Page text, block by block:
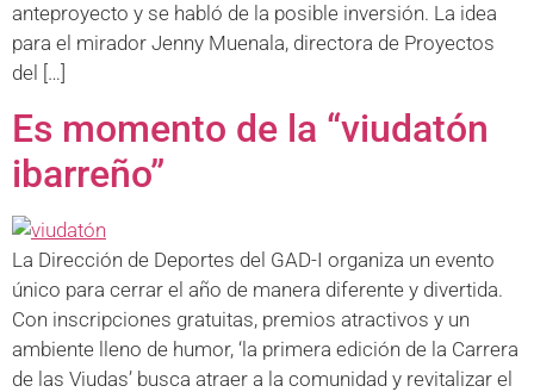
anteproyecto y se habló de la posible inversión. La idea
para el mirador Jenny Muenala, directora de Proyectos
del […]
Es momento de la “viudatón
ibarreño”
La Dirección de Deportes del GAD-I organiza un evento
único para cerrar el año de manera diferente y divertida.
Con inscripciones gratuitas, premios atractivos y un
ambiente lleno de humor, ‘la primera edición de la Carrera
de las Viudas’ busca atraer a la comunidad y revitalizar el